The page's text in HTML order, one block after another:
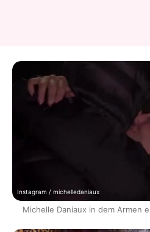
Instagram / michelledaniaux
Michelle Daniaux in dem Armen